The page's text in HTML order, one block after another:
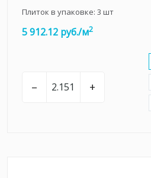
Плиток в упаковке: 3 шт
5 912.12 руб./м2
– +